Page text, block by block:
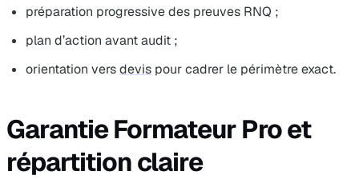
préparation progressive des preuves RNQ ;
plan d’action avant audit ;
orientation versdevis pour cadrer le périmètre exact.
Garantie Formateur Pro et
répartition claire